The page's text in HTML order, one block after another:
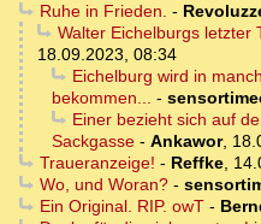
Ruhe in Frieden. -
Walter Eichelburgs letzter
18.09.2023, 08:34
Eichelburg wird in
bekommen... -
Einer bezieht sich auf
Sackgasse - Ankawor,
Traueranzeige! - Reffke,
Wo, und Woran?-
Ein Original. RIP. owT-